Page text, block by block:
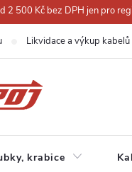
2 500 Kč bez DPH jen pro
Likvidace a výkup
krabice